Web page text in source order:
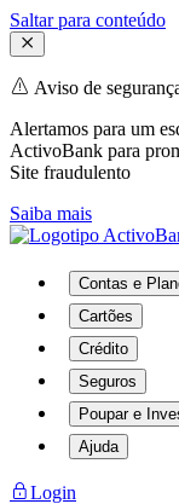
Saltar para conteúdo
Aviso de
Alertamos para um
ActivoBank para
Site fraudulento
Saiba mais
Contas e
Cartões
Crédito
Seguros
Poupar e
Ajuda
Login